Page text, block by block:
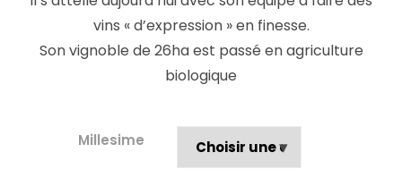
vins « d’expression » en finesse.
Son vignoble de 26ha est passé en agriculture
biologique
Millesime